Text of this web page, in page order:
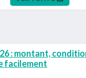
: montant,
facilement